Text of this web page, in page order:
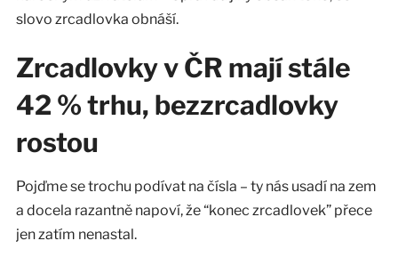
slovo zrcadlovka obnáší.
Zrcadlovky v ČR mají stále
42 % trhu, bezzrcadlovky
rostou
Pojďme se trochu podívat na čísla – ty nás usadí na zem
a docela razantně napoví, že “konec zrcadlovek” přece
jen zatím nenastal.